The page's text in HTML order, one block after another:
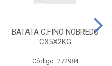
BATATA C.FINO NOBREDO
CX5X2KG
Código: 272984